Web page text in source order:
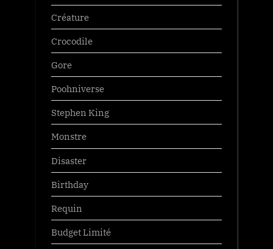
Créature
Crocodile
Gore
Poohniverse
Stephen King
Monstre
Disaster
Birthday
Requin
Budget Limité